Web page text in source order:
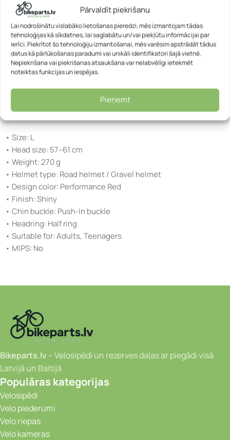
Pārvaldīt piekrišanu
Lai nodrošinātu vislabāko lietošanas pieredzi, mēs izmantojam tādas
tehnoloģijas kā sīkdatnes, lai saglabātu un/vai piekļūtu informācijai par
ierīci. Piekrītot šo tehnoloģiju izmantošanai, mēs varēsim apstrādāt tādus
datus kā pārlūkošanas paradumi vai unikāli identifikatori šajā vietnē.
Nepiekrišana vai piekrišanas atsaukšana var nelabvēlīgi ietekmēt
noteiktas funkcijas un iespējas.
Pieņemt
without flapping while riding
• Soft Comfort Pads for improved wearing comfort
• Removable and washable inner pads for easy maintenance
• Practical Push-In buckle for secure and convenient
fastening
• Lightweight In-Mould construction combining PC and EPS
• Deep ventilation channels for improved airflow during rides
Specifications
• Size: L
• Head size: 57–61 cm
• Weight: 270 g
• Helmet type: Road helmet / Gravel helmet
• Design color: Performance Red
• Finish: Shiny
• Chin buckle: Push-In buckle
• Headring: Half ring
• Suitable for: Adults, Teenagers
• MIPS: No
Bikeparts.lv – Velosipēdi un rezerves daļas ar piegādi visā
Latvijā un Baltijā
Populāras kategorijas
Velosipēdi
Velo piederumi
Velo riepas
Velo kameras